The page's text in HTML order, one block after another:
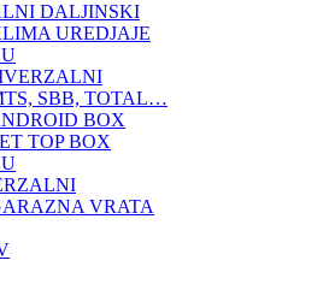
DALJINSKI
UREDJAJE
SBB, TOTAL…
BOX
TOP BOX
VRATA